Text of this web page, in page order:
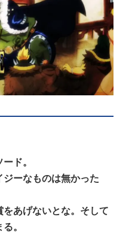
ド。
ーなものは無かった
あげないとな。そして
。